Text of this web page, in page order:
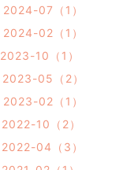
2024-07（1）
2024-02（1）
2023-10（1）
2023-05（2）
2023-02（1）
2022-10（2）
2022-04（3）